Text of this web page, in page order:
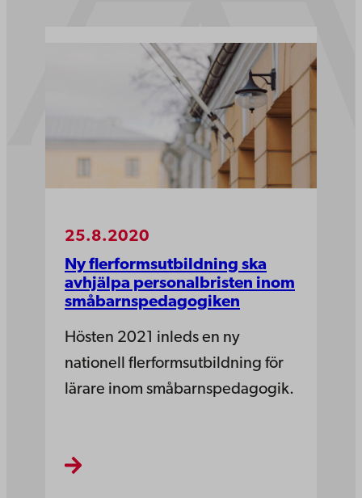
25.8.2020
Ny flerformsutbildning ska
avhjälpa personalbristen inom
småbarnspedagogiken
Hösten 2021 inleds en ny
nationell flerformsutbildning för
lärare inom småbarnspedagogik.